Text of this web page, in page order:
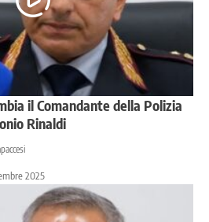
il Comandante della Polizia
Rinaldi
2025